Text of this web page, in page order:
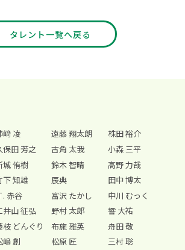
タレント一覧へ戻る
﨑 凌 遠藤 翔太朗
株田 裕介
保田 芳之 古角 太我
小森 三平
城 侑樹 鈴木 智晴
高野 力哉
下 知雄 辰典
田中 博太
. 赤谷 富沢 たかし
中川 むっく
井山 征弘 野村 太郎
響 大祐
枝 どんぐり 布施 雅英
舟田 敬
嶋 創 松原 匠
三村 聡